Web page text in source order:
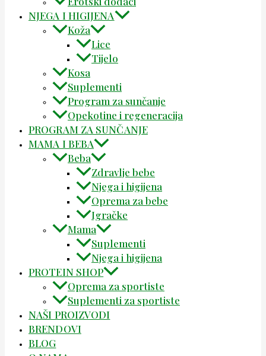
NJEGA I HIGIJENA
Koža
Lice
Tijelo
Kosa
Suplementi
Program za sunčanje
Opekotine i regeneracija
PROGRAM ZA SUNČANJE
MAMA I BEBA
Beba
Zdravlje bebe
Njega i higijena
Oprema za bebe
Igračke
Mama
Suplementi
Njega i higijena
PROTEIN SHOP
Oprema za sportiste
Suplementi za sportiste
NAŠI PROIZVODI
BRENDOVI
BLOG